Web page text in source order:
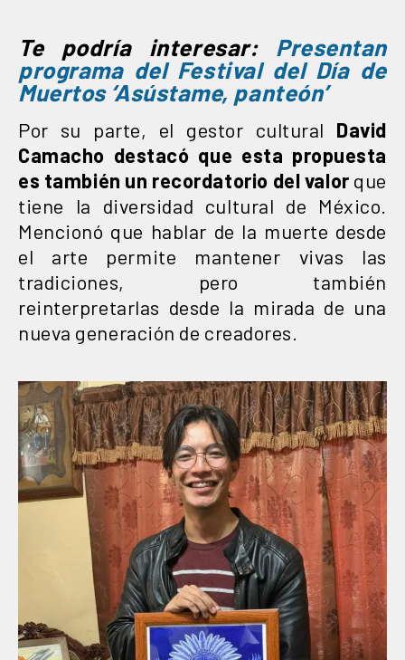
Te podría interesar: Presentan
programa del Festival del Día de
Muertos ‘Asústame, panteón’
Por su parte, el gestor cultural David
Camacho destacó que esta propuesta
es también un recordatorio del valor que
tiene la diversidad cultural de México.
Mencionó que hablar de la muerte desde
el arte permite mantener vivas las
tradiciones, pero también
reinterpretarlas desde la mirada de una
nueva generación de creadores.